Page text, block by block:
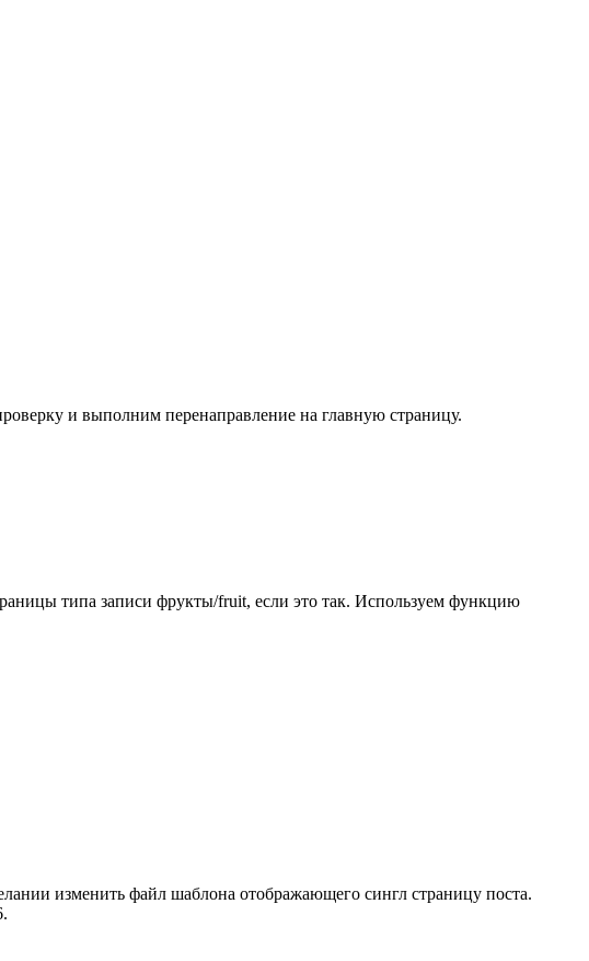
и выполним перенаправление на главную страницу.
типа записи фрукты/fruit, если это так. Используем функцию
изменить файл шаблона отображающего сингл страницу поста.